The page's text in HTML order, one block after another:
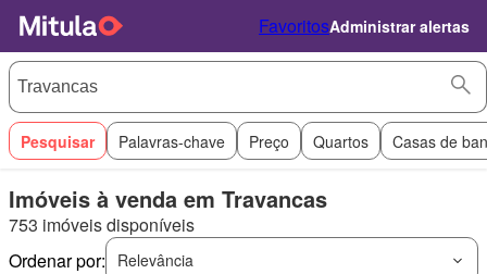
FavoritosAdministrar alertas
Pesquisar Palavras-chave Preço Quartos Casas de
Imóveis à venda em Travancas
753 imóveis disponíveis
Ordenar por:
Relevância